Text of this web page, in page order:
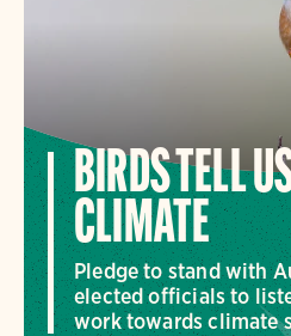
BIRDS TELL
CLIMATE
Pledge to stand with
elected officials to
work towards climate